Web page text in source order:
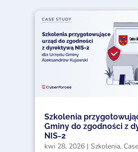
Szkolenia
Gminy do zgodności z
NIS-2
kwi 28, 2026 | Szkolenia,